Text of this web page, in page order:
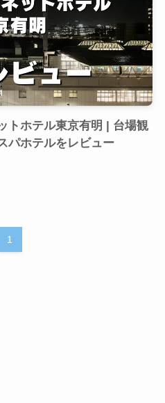
トホテル東京有明 | 台場観
パホテルをレビュー
1